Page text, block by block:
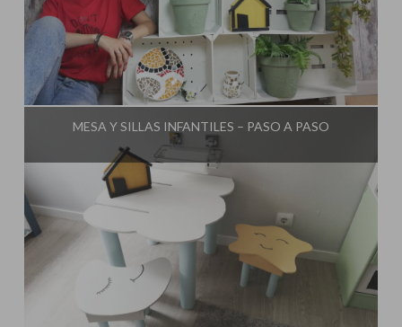
Influencer:El Taller de Ire
MESA Y SILLAS INFANTILES – PASO A PASO